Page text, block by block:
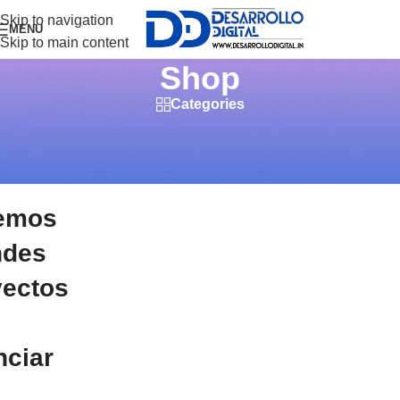
Skip to navigation
Skip to main content
MENU
Shop
Categories